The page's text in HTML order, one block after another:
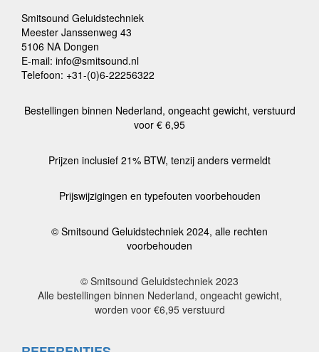
Smitsound Geluidstechniek
Meester Janssenweg 43
5106 NA Dongen
E-mail: info@smitsound.nl
Telefoon: +31-(0)6-22256322
Bestellingen binnen Nederland, ongeacht gewicht, verstuurd
voor € 6,95
Prijzen inclusief 21% BTW, tenzij anders vermeldt
Prijswijzigingen en typefouten voorbehouden
© Smitsound Geluidstechniek 2024, alle rechten
voorbehouden
© Smitsound Geluidstechniek 2023
Alle bestellingen binnen Nederland, ongeacht gewicht,
worden voor €6,95 verstuurd